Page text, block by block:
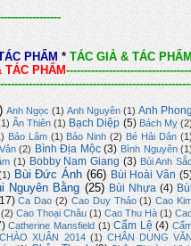
PHẨM * TÁC GIẢ & TÁC
TÁC PHẨM-----------------------------------
Anh Ngọc (1) Anh Nguyên (1) Anh
Ân Thiên (1) Bạch Diệp (5) Bách Mỵ
Bảo Lâm (1) Bảo Ninh (2) Bé Hải Dân
(2) Bình Địa Mộc (3) Bình Nguyên
(1) Bobby Nam Giang (3) Bùi Anh
Bùi Đức Ánh (66) Bùi Hoài Vân
Nguyên Bằng (25) Bùi Nhựa (4)
Ca Dao (2) Cao Duy Thảo (1) Cao
(2) Cao Thoại Châu (1) Cao Thu Hà (1)
Catherine Mansfield (1) Cẩm Lệ (4)
CHÀO XUÂN 2014 (1) CHÂN DUNG